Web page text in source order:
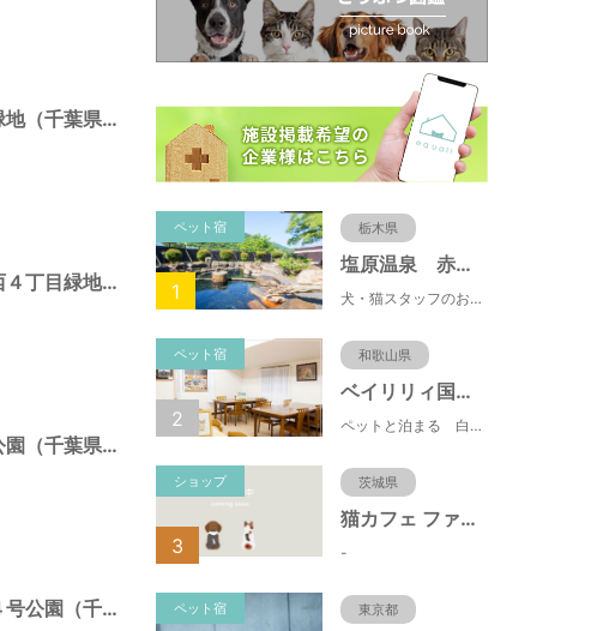
初石１号緑地（千葉県流山市）
江戸川台西４丁目緑地（千葉県流山市）
初石８号公園（千葉県流山市）
三輪野山４号公園（千葉県流山市）
ペット宿 栃木県
塩原温泉 赤沢温泉旅館
犬・猫スタッフのおもてニャしが魅力のひとつ♪大自然に囲まれた隠れ家的宿で癒やしの休日を。
1
ペット宿 和歌山県
ベイリリィ国民宿舎しらゆり荘
ペットと泊まる 白浜温泉 ベイリリィ国民宿舎しらゆり荘
2
ショップ 茨城県
猫カフェ ファミリーズ
-
3
ペット宿 東京都